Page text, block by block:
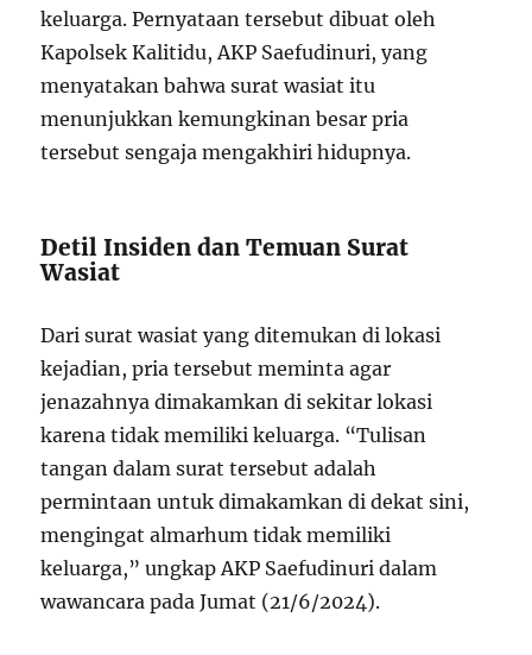
keluarga. Pernyataan tersebut dibuat oleh
Kapolsek Kalitidu, AKP Saefudinuri, yang
menyatakan bahwa surat wasiat itu
menunjukkan kemungkinan besar pria
tersebut sengaja mengakhiri hidupnya.
Detil Insiden dan Temuan Surat
Wasiat
Dari surat wasiat yang ditemukan di lokasi
kejadian, pria tersebut meminta agar
jenazahnya dimakamkan di sekitar lokasi
karena tidak memiliki keluarga. “Tulisan
tangan dalam surat tersebut adalah
permintaan untuk dimakamkan di dekat sini,
mengingat almarhum tidak memiliki
keluarga,” ungkap AKP Saefudinuri dalam
wawancara pada Jumat (21/6/2024).